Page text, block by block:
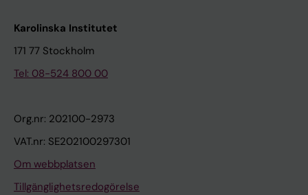
Karolinska Institutet
171 77 Stockholm
Tel: 08-524 800 00
Org.nr: 202100-2973
VAT.nr: SE202100297301
Om webbplatsen
Tillgänglighetsredogörelse